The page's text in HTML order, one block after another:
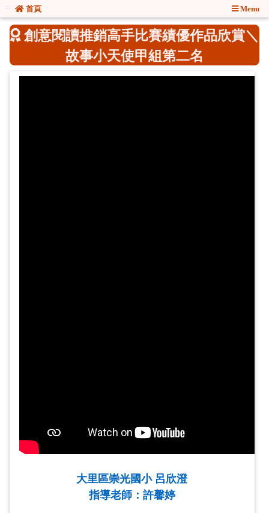
::: 首頁 Menu
創意閱讀推銷高手比賽績優作品欣賞＼
故事小天使甲組第二名
大里區崇光國小 呂欣澄
指導老師：許馨婷